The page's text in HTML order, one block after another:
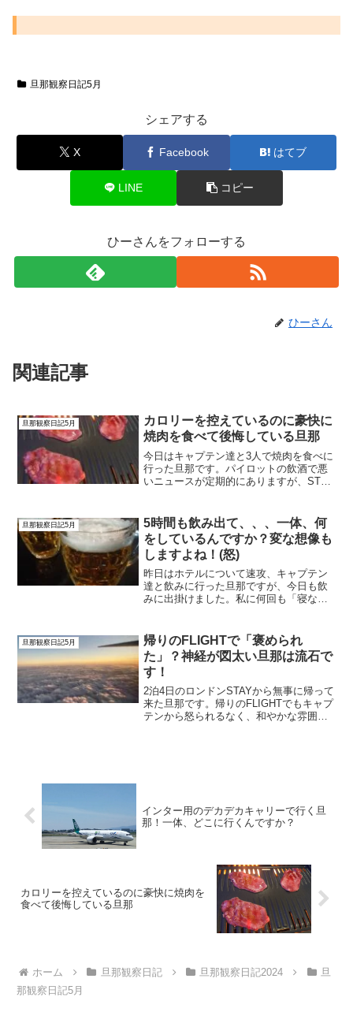
旦那観察日記5月
シェアする
X Facebook はてブ
LINE コピー
ひーさんをフォローする
ひーさん
関連記事
旦那観察日記5月
カロリーを控えているのに豪快に
焼肉を食べて後悔している旦那
今日はキャプテン達と3人で焼肉を食べに
行った旦那です。パイロットの飲酒で悪
いニュースが定期的にありますが、STAY
れようが、STAY先での行動は自己責任で
しょ」と言って...
旦那観察日記5月
5時間も飲み出て、、、一体、何
をしているんですか？変な想像も
しますよね！(怒)
昨日はホテルについて速攻、キャプテン
達と飲みに行った旦那ですが、今日も飲
みに出掛けました。私に何回も「寝ない
のでしょう。なので、私が寝た後に出掛
けたかったんだと思います。...
旦那観察日記5月
帰りのFLIGHTで「褒められ
た」？神経が図太い旦那は流石で
す！
2泊4日のロンドンSTAYから無事に帰って
来た旦那です。帰りのFLIGHTでもキャプ
テンから怒られるなく、和やかな雰囲気
インター用のデカデカキャリーで行く旦
那！一体、どこに行くんですか？
カロリーを控えているのに豪快に焼肉を
食べて後悔している旦那
ホーム 旦那観察日記 旦那観察日記2024
旦
那観察日記5月